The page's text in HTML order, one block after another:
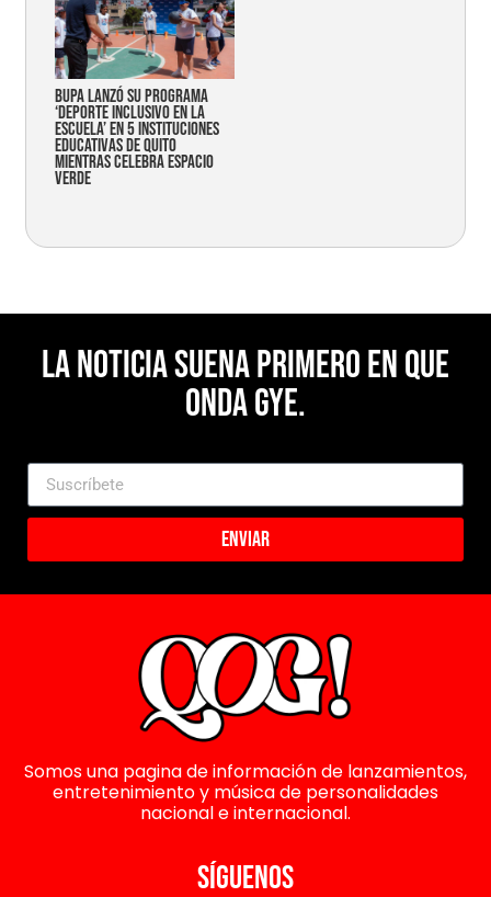
Bupa lanzó su programa
‘Deporte Inclusivo en la
Escuela’ en 5 instituciones
educativas de Quito
mientras celebra espacio
verde
La noticia suena primero en Que
Onda Gye.
Enviar
Somos una pagina de información de lanzamientos,
entretenimiento y música de personalidades
nacional e internacional.
SÍGUENOS